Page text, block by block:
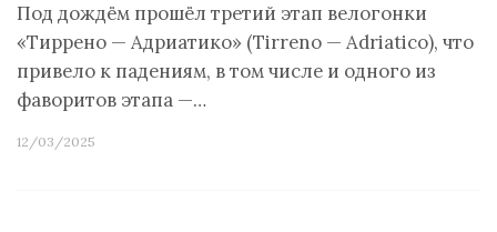
Под дождём прошёл третий этап велогонки
«Тиррено — Адриатико» (Tirreno — Adriatico), что
привело к падениям, в том числе и одного из
фаворитов этапа —…
12/03/2025